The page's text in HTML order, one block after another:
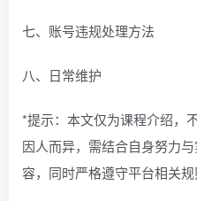
七、账号违规处理方法
八、日常维护
*提示：本文仅为课程介绍，
因人而异，需结合自身努力
容，同时严格遵守平台相关